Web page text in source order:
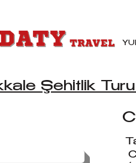
Şehitlik